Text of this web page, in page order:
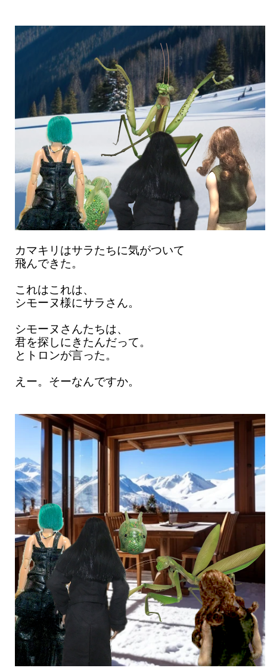
カマキリはサラたちに気がついて
飛んできた。
これはこれは、
シモーヌ様にサラさん。
シモーヌさんたちは、
君を探しにきたんだって。
とトロンが言った。
えー。そーなんですか。